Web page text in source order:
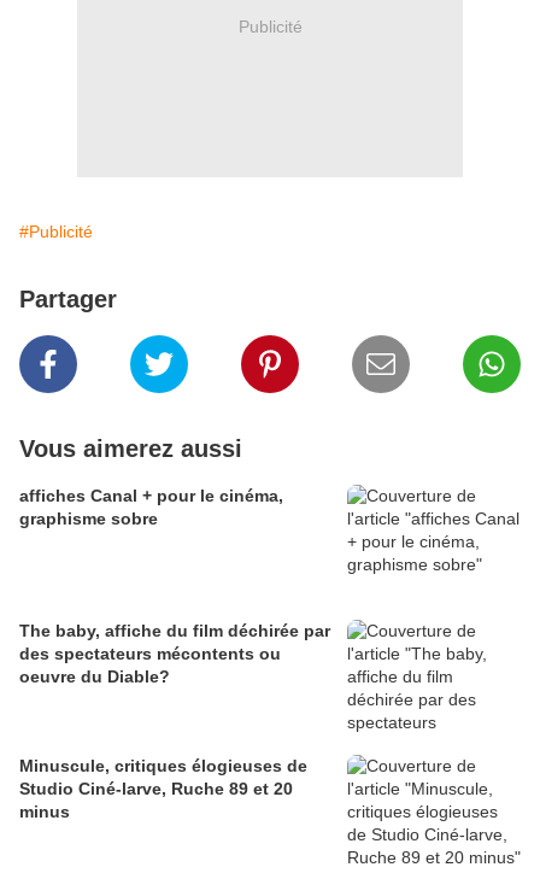
Publicité
#Publicité
Partager
Vous aimerez aussi
affiches Canal + pour le cinéma,
graphisme sobre
The baby, affiche du film déchirée par
des spectateurs mécontents ou
oeuvre du Diable?
Minuscule, critiques élogieuses de
Studio Ciné-larve, Ruche 89 et 20
minus